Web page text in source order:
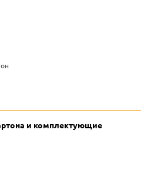
и комплектующие